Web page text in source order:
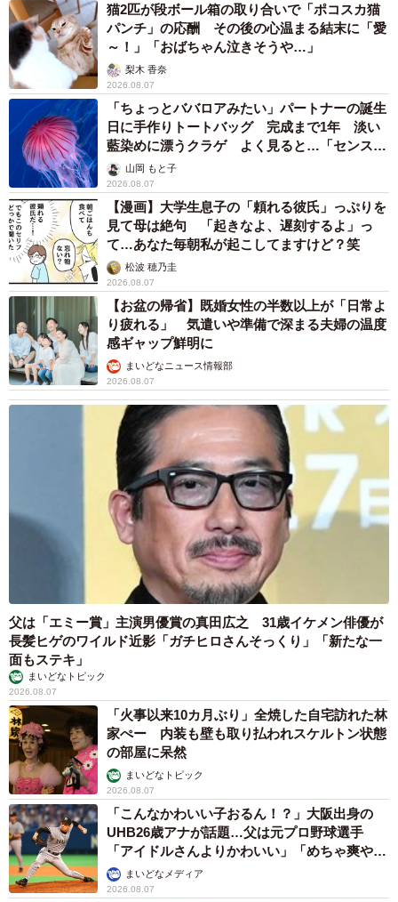
猫2匹が段ボール箱の取り合いで「ポコスカ猫
パンチ」の応酬 その後の心温まる結末に「愛
～！」「おばちゃん泣きそうや…」
梨木 香奈
2026.08.07
「ちょっとババロアみたい」パートナーの誕生
日に手作りトートバッグ 完成まで1年 淡い
藍染めに漂うクラゲ よく見ると…「センスす
ごい」山岡 もと子
2026.08.07
【漫画】大学生息子の「頼れる彼氏」っぷりを
見て母は絶句 「起きなよ、遅刻するよ」っ
て…あなた毎朝私が起こしてますけど？笑
松波 穂乃圭
2026.08.07
【お盆の帰省】既婚女性の半数以上が「日常よ
り疲れる」 気遣いや準備で深まる夫婦の温度
感ギャップ鮮明に
まいどなニュース情報部
2026.08.07
父は「エミー賞」主演男優賞の真田広之 31歳イケメン俳優が
長髪ヒゲのワイルド近影「ガチヒロさんそっくり」「新たな一
面もステキ」
まいどなトピック
2026.08.07
「火事以来10カ月ぶり」全焼した自宅訪れた林
家ぺー 内装も壁も取り払われスケルトン状態
の部屋に呆然
まいどなトピック
2026.08.07
「こんなかわいい子おるん！？」大阪出身の
UHB26歳アナが話題…父は元プロ野球選手
「アイドルさんよりかわいい」「めちゃ爽や
か」まいどなメディア
2026.08.07